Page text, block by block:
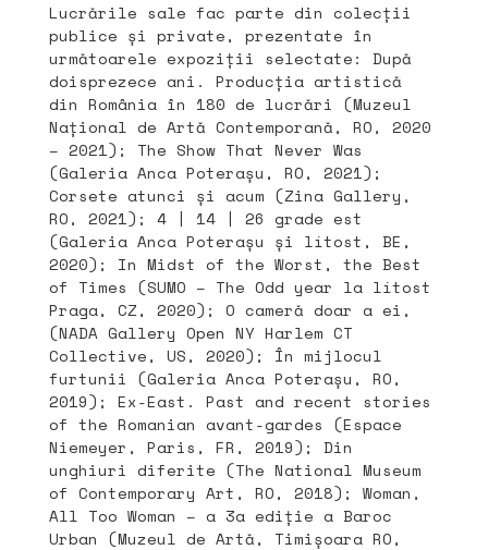
Lucrările sale fac parte din colecții
publice și private, prezentate în
următoarele expoziții selectate: După
doisprezece ani. Producția artistică
din România în 180 de lucrări (Muzeul
Național de Artă Contemporană, RO, 2020
– 2021); The Show That Never Was
(Galeria Anca Poterașu, RO, 2021);
Corsete atunci și acum (Zina Gallery,
RO, 2021); 4 | 14 | 26 grade est
(Galeria Anca Poterașu și lítost, BE,
2020); In Midst of the Worst, the Best
of Times (SUMO – The Odd year la lítost
Praga, CZ, 2020); O cameră doar a ei,
(NADA Gallery Open NY Harlem CT
Collective, US, 2020); În mijlocul
furtunii (Galeria Anca Poterașu, RO,
2019); Ex-East. Past and recent stories
of the Romanian avant-gardes (Espace
Niemeyer, Paris, FR, 2019); Din
unghiuri diferite (The National Museum
of Contemporary Art, RO, 2018); Woman,
All Too Woman – a 3a ediție a Baroc
Urban (Muzeul de Artă, Timișoara RO,